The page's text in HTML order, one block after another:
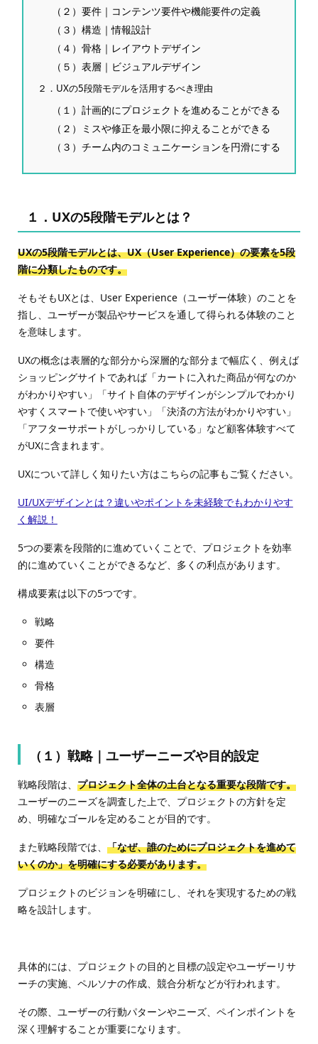
（２）要件｜コンテンツ要件や機能要件の定義
（３）構造｜情報設計
（４）骨格｜レイアウトデザイン
（５）表層｜ビジュアルデザイン
２．UXの5段階モデルを活用するべき理由
（１）計画的にプロジェクトを進めることができる
（２）ミスや修正を最小限に抑えることができる
（３）チーム内のコミュニケーションを円滑にする
１．UXの5段階モデルとは？
UXの5段階モデルとは、UX（User Experience）の要素を5段
階に分類したものです。
そもそもUXとは、User Experience（ユーザー体験）のことを
指し、ユーザーが製品やサービスを通して得られる体験のこと
を意味します。
UXの概念は表層的な部分から深層的な部分まで幅広く、例えば
ショッピングサイトであれば「カートに入れた商品が何なのか
がわかりやすい」「サイト自体のデザインがシンプルでわかり
やすくスマートで使いやすい」「決済の方法がわかりやすい」
「アフターサポートがしっかりしている」など顧客体験すべて
がUXに含まれます。
UXについて詳しく知りたい方はこちらの記事もご覧ください。
UI/UXデザインとは？違いやポイントを未経験でもわかりやす
く解説！
5つの要素を段階的に進めていくことで、プロジェクトを効率
的に進めていくことができるなど、多くの利点があります。
構成要素は以下の5つです。
戦略
要件
構造
骨格
表層
（１）戦略｜ユーザーニーズや目的設定
戦略段階は、 プロジェクト全体の土台となる重要な段階です。
ユーザーのニーズを調査した上で、プロジェクトの方針を定
め、明確なゴールを定めることが目的です。
また戦略段階では、 「なぜ、誰のためにプロジェクトを進めて
いくのか」を明確にする必要があります。
プロジェクトのビジョンを明確にし、それを実現するための戦
略を設計します。
具体的には、プロジェクトの目的と目標の設定やユーザーリサ
ーチの実施、ペルソナの作成、競合分析などが行われます。
その際、ユーザーの行動パターンやニーズ、ペインポイントを
深く理解することが重要になります。